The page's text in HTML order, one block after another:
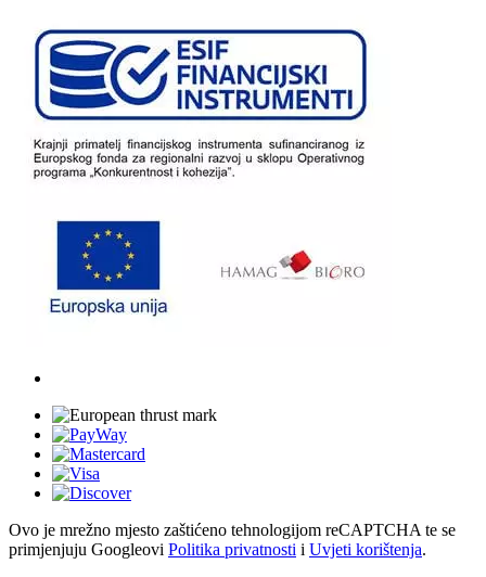
Ovo je mrežno mjesto zaštićeno tehnologijom reCAPTCHA te se
primjenjuju Googleovi Politika privatnosti i Uvjeti korištenja.